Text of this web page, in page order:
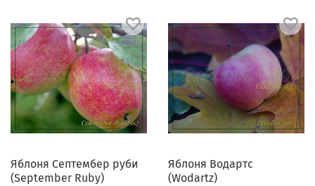
Яблоня Септембер руби
(September Ruby)
Яблоня Водартс
(Wodartz)